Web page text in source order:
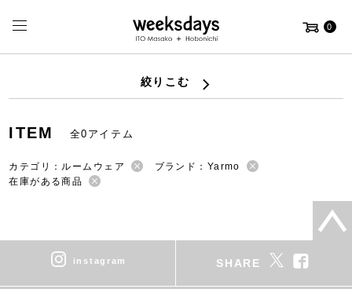
0
絞りこむ
ITEM 全0アイテム
カテゴリ：ルームウェア
ブランド：Yarmo
在庫がある商品
instagram SHARE